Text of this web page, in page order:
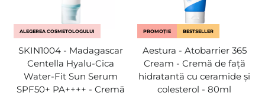
ALEGEREA COSMETOLOGULUI
SKIN1004 - Madagascar
Centella Hyalu-Cica
Water-Fit Sun Serum
SPF50+ PA++++ - Cremă
PROMOȚIE BESTSELLER
Aestura - Atobarrier 365
Cream - Cremă de față
hidratantă cu ceramide și
colesterol - 80ml